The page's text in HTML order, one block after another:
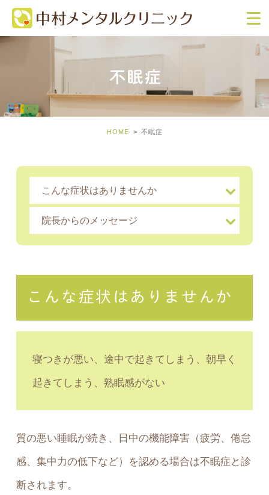
不眠症
HOME 不眠症
こんな症状はありませんか
院長からのメッセージ
こんな症状はありませんか
寝つきが悪い、途中で起きてしまう、朝早く
起きてしまう、熟眠感がない
質の悪い睡眠が続き、日中の機能障害（疲労、倦怠
感、集中力の低下など）を認める場合は不眠症と診
断されます。